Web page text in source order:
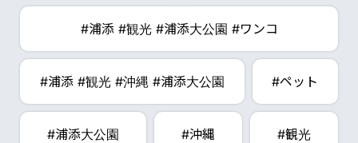
#浦添 #観光 #浦添大公園 #ワンコ
#浦添 #観光 #沖縄 #浦添大公園 #ペット
#浦添大公園 #沖縄 #観光